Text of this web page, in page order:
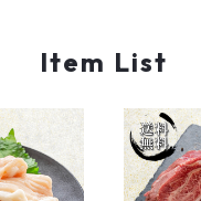
Item List